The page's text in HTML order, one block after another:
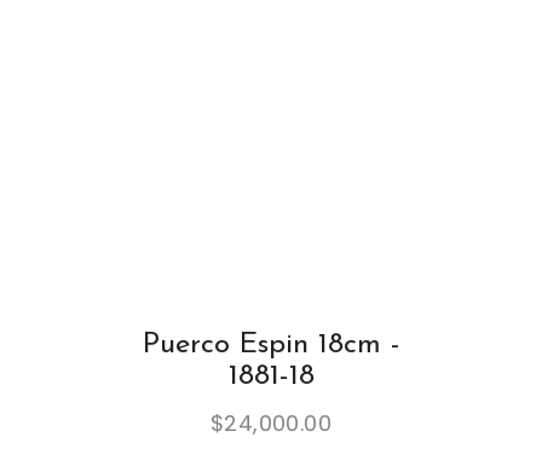
Puerco Espin 18cm -
1881-18
$24,000.00